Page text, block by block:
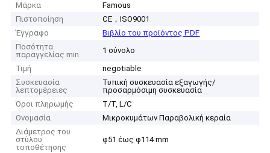
Μάρκα
Famous
Πιστοποίηση
CE，ISO9001
Έγγραφο
Βιβλίο του προϊόντος PDF
Ποσότητα
παραγγελίας min
1 σύνολο
Τιμή
negotiable
Συσκευασία
λεπτομέρειες
Τυπική συσκευασία εξαγωγής/
προσαρμόσιμη συσκευασία
Όροι πληρωμής
Τ/Τ, L/C
Ονομασία
Μικροκυμάτων Παραβολική κεραία
Διάμετρος του
στύλου
τοποθέτησης
φ51 έως φ114 mm